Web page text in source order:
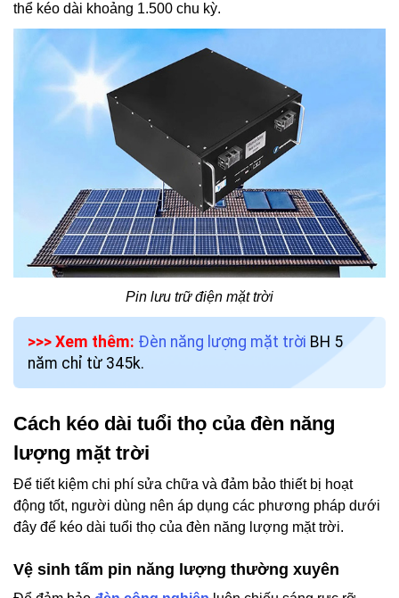
thể kéo dài khoảng 1.500 chu kỳ.
Pin lưu trữ điện mặt trời
>>> Xem thêm: Đèn năng lượng mặt trời BH 5
năm chỉ từ 345k.
Cách kéo dài tuổi thọ của đèn năng
lượng mặt trời
Để tiết kiệm chi phí sửa chữa và đảm bảo thiết bị hoạt
động tốt, người dùng nên áp dụng các phương pháp dưới
đây để kéo dài tuổi thọ của đèn năng lượng mặt trời.
Vệ sinh tấm pin năng lượng thường xuyên